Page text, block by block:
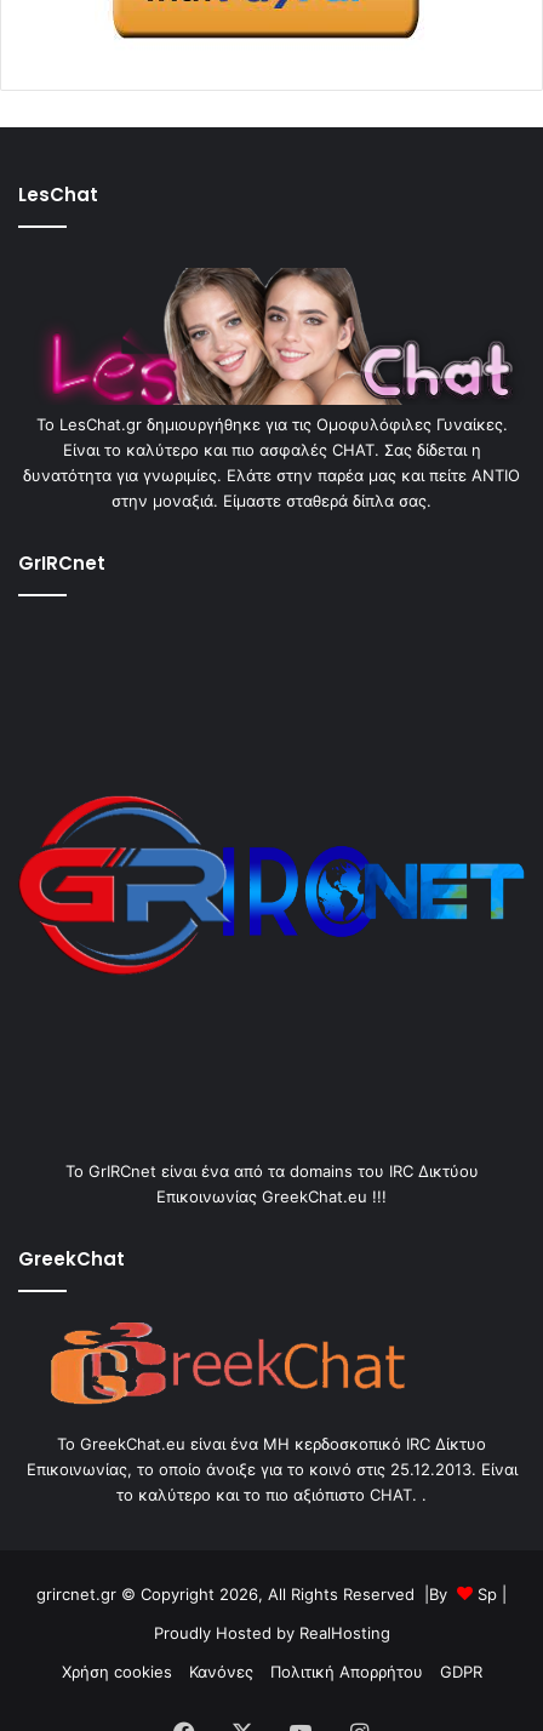
LesChat
To LesChat.gr δημιουργήθηκε για τις Ομοφυλόφιλες Γυναίκες.
Είναι το καλύτερο και πιο ασφαλές CHAT. Σας δίδεται η
δυνατότητα για γνωριμίες. Ελάτε στην παρέα μας και πείτε ΑΝΤΙΟ
στην μοναξιά. Είμαστε σταθερά δίπλα σας.
GrIRCnet
Το GrIRCnet είναι ένα από τα domains του IRC Δικτύου
Επικοινωνίας GreekChat.eu !!!
GreekChat
Το GreekChat.eu είναι ένα ΜΗ κερδοσκοπικό IRC Δίκτυο
Επικοινωνίας, το οποίο άνοιξε για το κοινό στις 25.12.2013. Είναι
το καλύτερο και το πιο αξιόπιστο CHAT. .
grircnet.gr © Copyright 2026, All Rights Reserved |By Sp
Proudly Hosted by RealHosting
Χρήση cookies
Κανόνες Πολιτική Απορρήτου GDPR